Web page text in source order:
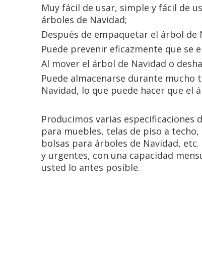
Muy fácil de usar, simple y fácil de
árboles de Navidad;
Después de empaquetar el árbol
Puede prevenir eficazmente que se
Al mover el árbol de Navidad o
Puede almacenarse durante mucho
Navidad, lo que puede hacer que el
Producimos varias
para muebles, telas de piso a
bolsas para árboles de Navidad,
y urgentes, con una capacidad
usted lo antes posible.